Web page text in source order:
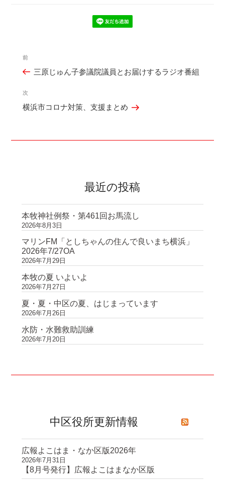
ビ
ゲ
過
去
投
前
三原じゅん子参議院議員とお届けするラジオ番組
次
の
次
横浜市コロナ対策、支援まとめ
最近の投稿
本牧神社例祭・第461回お馬流し
2026年8月3日
マリンFM「としちゃんの住んで良いまち横浜」
2026年7/27OA
2026年7月29日
本牧の夏 いよいよ
2026年7月27日
夏・夏・中区の夏、はじまっています
2026年7月26日
水防・水難救助訓練
2026年7月20日
中区役所更新情報
広報よこはま・なか区版2026年
2026年7月31日
【8月号発行】広報よこはまなか区版